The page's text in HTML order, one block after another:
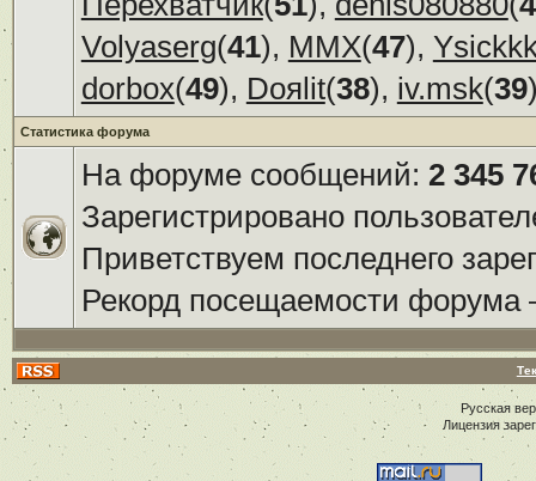
Volyaserg(41), ММХ(47),
dorbox(49), Doяlit(38), iv.msk(39
Статистика форума
На форуме сообщений: 2 345
Зарегистрировано
Приветствуем последнего
Рекорд посещаемости
Русская
Лицензия